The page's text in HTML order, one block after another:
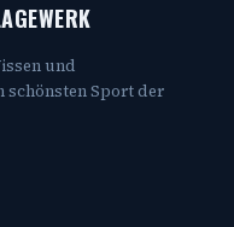
und
schönsten Sport der